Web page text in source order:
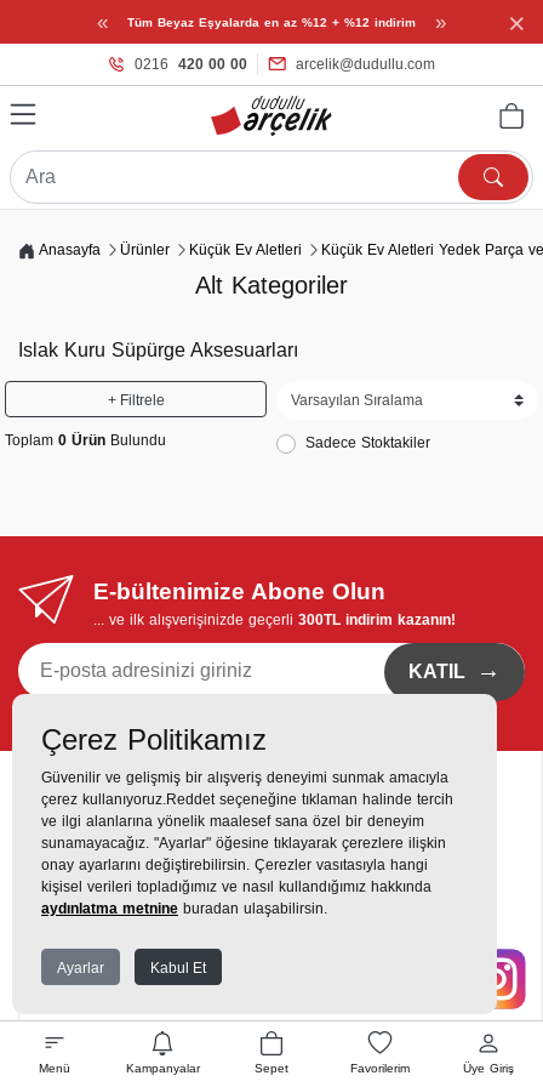
« Tüm Beyaz Eşyalarda en az %12 + %12 indirim » ×
0216 420 00 00 arcelik@dudullu.com
Menü Kampanyalar Sepet Favorilerim Üye Giriş
Anasayfa Ürünler Küçük Ev Aletleri Küçük Ev Aletleri Yedek Parça
Alt Kategoriler
Islak Kuru Süpürge Aksesuarları
+ Filtrele
Toplam 0 Ürün Bulundu Sadece Stoktakiler
E-bültenimize Abone Olun
... ve ilk alışverişinizde geçerli 300TL indirim kazanın!
KATIL →
Destek Hattı
0216 420 00 00
Yukarı Dudullu, Alemdağ Cd No: 806, 34760 Dudullu, Ümraniye,
İstanbul
Çerez Politikamız
Güvenilir ve gelişmiş bir alışveriş deneyimi sunmak amacıyla
çerez kullanıyoruz.Reddet seçeneğine tıklaman halinde tercih
ve ilgi alanlarına yönelik maalesef sana özel bir deneyim
sunamayacağız. "Ayarlar" öğesine tıklayarak çerezlere ilişkin
onay ayarlarını değiştirebilirsin. Çerezler vasıtasıyla hangi
kişisel verileri topladığımız ve nasıl kullandığımız hakkında
aydınlatma metnine buradan ulaşabilirsin.
Ayarlar Kabul Et